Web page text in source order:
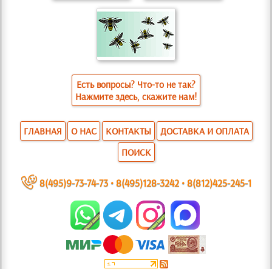
Есть вопросы? Что-то не так?
Нажмите здесь, скажите нам!
ГЛАВНАЯ О НАС КОНТАКТЫ
ДОСТАВКА И ОПЛАТА
ПОИСК
~ 8(495)9-73-74-73•8(495)128-3242•8(812)425-245-1